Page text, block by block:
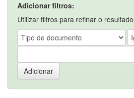
Adicionar filtros:
Utilizar filtros para refinar o